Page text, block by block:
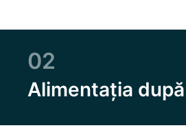
02
Alimentația